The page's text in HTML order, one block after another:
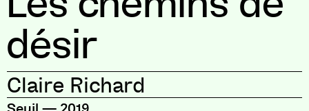
désir
Claire Richard